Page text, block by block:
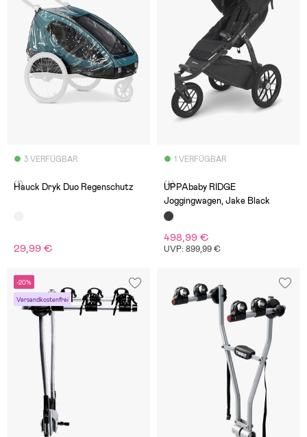
3 VERFÜGBAR
(1)
Hauck Dryk Duo Regenschutz
29,99 €
1 VERFÜGBAR
(4)
UPPAbaby RIDGE
Joggingwagen, Jake Black
498,99 €
UVP: 899,99 €
-20%
Versandkostenfrei